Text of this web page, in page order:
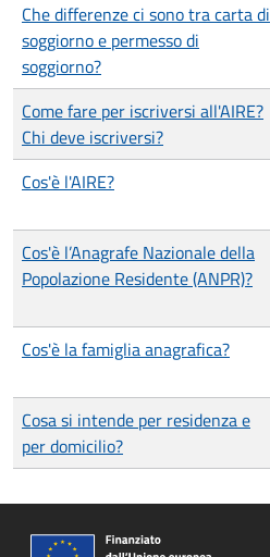
Che differenze ci sono tra carta di
soggiorno e permesso di
soggiorno?
Come fare per iscriversi all'AIRE?
Chi deve iscriversi?
Cos'è l'AIRE?
Cos'è l’Anagrafe Nazionale della
Popolazione Residente (ANPR)?
Cos'è la famiglia anagrafica?
Cosa si intende per residenza e
per domicilio?